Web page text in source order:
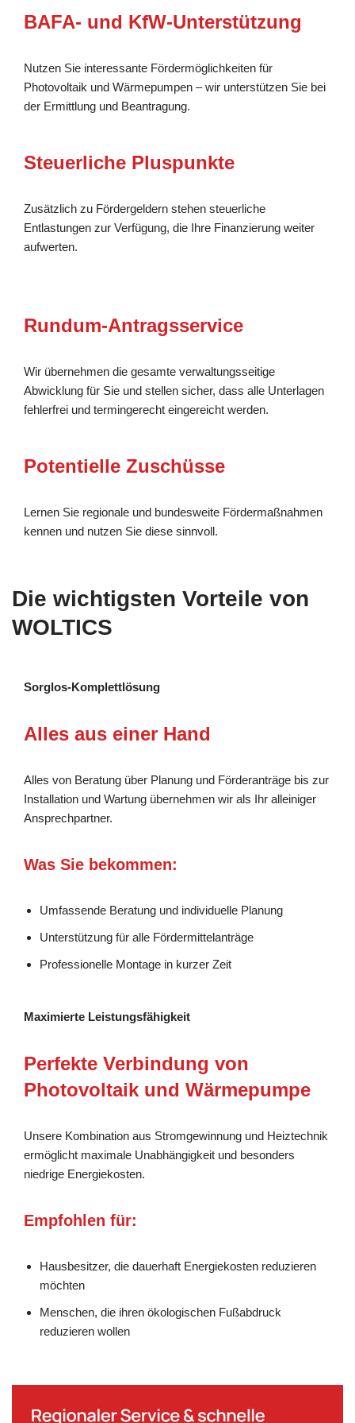
BAFA- und KfW-Unterstützung
Nutzen Sie interessante Fördermöglichkeiten für
Photovoltaik und Wärmepumpen – wir unterstützen Sie bei
der Ermittlung und Beantragung.
Steuerliche Pluspunkte
Zusätzlich zu Fördergeldern stehen steuerliche
Entlastungen zur Verfügung, die Ihre Finanzierung weiter
aufwerten.
Rundum-Antragsservice
Wir übernehmen die gesamte verwaltungsseitige
Abwicklung für Sie und stellen sicher, dass alle Unterlagen
fehlerfrei und termingerecht eingereicht werden.
Potentielle Zuschüsse
Lernen Sie regionale und bundesweite Fördermaßnahmen
kennen und nutzen Sie diese sinnvoll.
Die wichtigsten Vorteile von
WOLTICS
Sorglos-Komplettlösung
Alles aus einer Hand
Alles von Beratung über Planung und Förderanträge bis zur
Installation und Wartung übernehmen wir als Ihr alleiniger
Ansprechpartner.
Was Sie bekommen:
Umfassende Beratung und individuelle Planung
Unterstützung für alle Fördermittelanträge
Professionelle Montage in kurzer Zeit
Maximierte Leistungsfähigkeit
Perfekte Verbindung von
Photovoltaik und Wärmepumpe
Unsere Kombination aus Stromgewinnung und Heiztechnik
ermöglicht maximale Unabhängigkeit und besonders
niedrige Energiekosten.
Empfohlen für:
Hausbesitzer, die dauerhaft Energiekosten reduzieren
möchten
Menschen, die ihren ökologischen Fußabdruck
reduzieren wollen